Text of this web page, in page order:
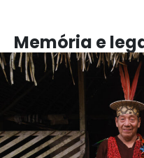
Memória e